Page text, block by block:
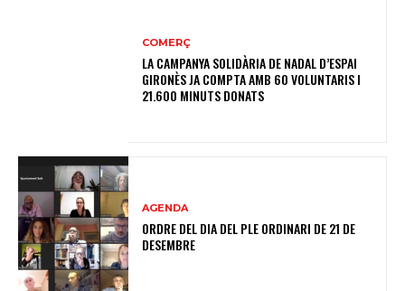
COMERÇ
LA CAMPANYA SOLIDÀRIA DE NADAL D’ESPAI
GIRONÈS JA COMPTA AMB 60 VOLUNTARIS I
21.600 MINUTS DONATS
AGENDA
ORDRE DEL DIA DEL PLE ORDINARI DE 21 DE
DESEMBRE